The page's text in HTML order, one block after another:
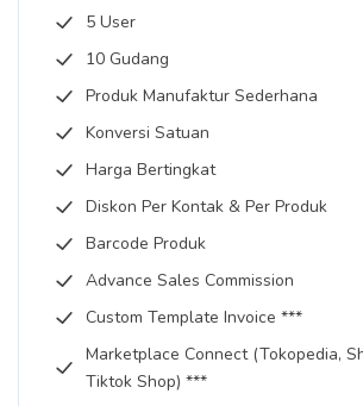
5 User
10 Gudang
Produk Manufaktur Sederhana
Konversi Satuan
Harga Bertingkat
Diskon Per Kontak & Per Produk
Barcode Produk
Advance Sales Commission
Custom Template Invoice ***
Marketplace Connect (Tokopedia,
Tiktok Shop) ***